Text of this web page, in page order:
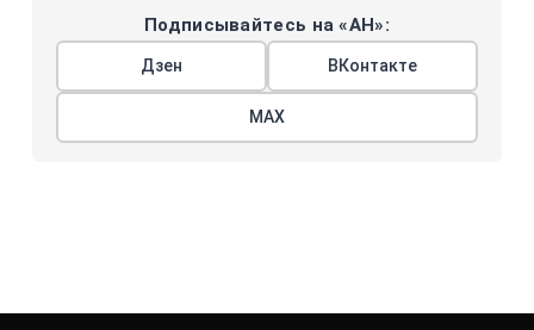
Подписывайтесь на «АН»:
Дзен ВКонтакте
МАХ